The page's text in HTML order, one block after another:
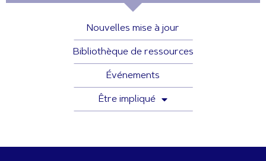
Nouvelles mise à jour
Bibliothèque de ressources
Événements
Être impliqué